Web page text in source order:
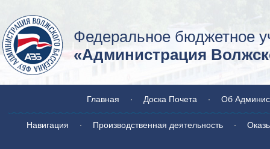
Федеральное бюджетное
«Администрация
Главная Доска Почета Об
Навигация Производственная деятельность